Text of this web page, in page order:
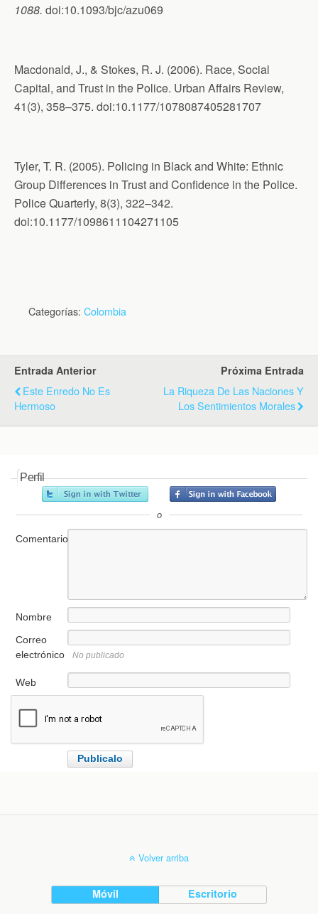
1088. doi:10.1093/bjc/azu069
Macdonald, J., & Stokes, R. J. (2006). Race, Social
Capital, and Trust in the Police. Urban Affairs Review,
41(3), 358–375. doi:10.1177/1078087405281707
Tyler, T. R. (2005). Policing in Black and White: Ethnic
Group Differences in Trust and Confidence in the Police.
Police Quarterly, 8(3), 322–342.
doi:10.1177/1098611104271105
Categorías: Colombia
Entrada Anterior
Este Enredo No Es
Hermoso
Próxima Entrada
La Riqueza De Las Naciones Y
Los Sentimientos Morales
Perfil
o
Comentario
Nombre
Correo
electrónico
No publicado
Web
Volver arriba
Móvil Escritorio